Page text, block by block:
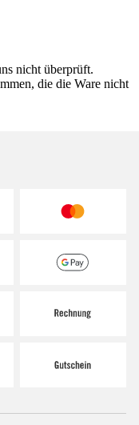
nicht überprüft.
die die Ware nicht